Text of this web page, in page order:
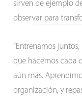
sirven de ejemplo
observar para
“Entrenamos
que hacemos cada
aún más.
organización, y